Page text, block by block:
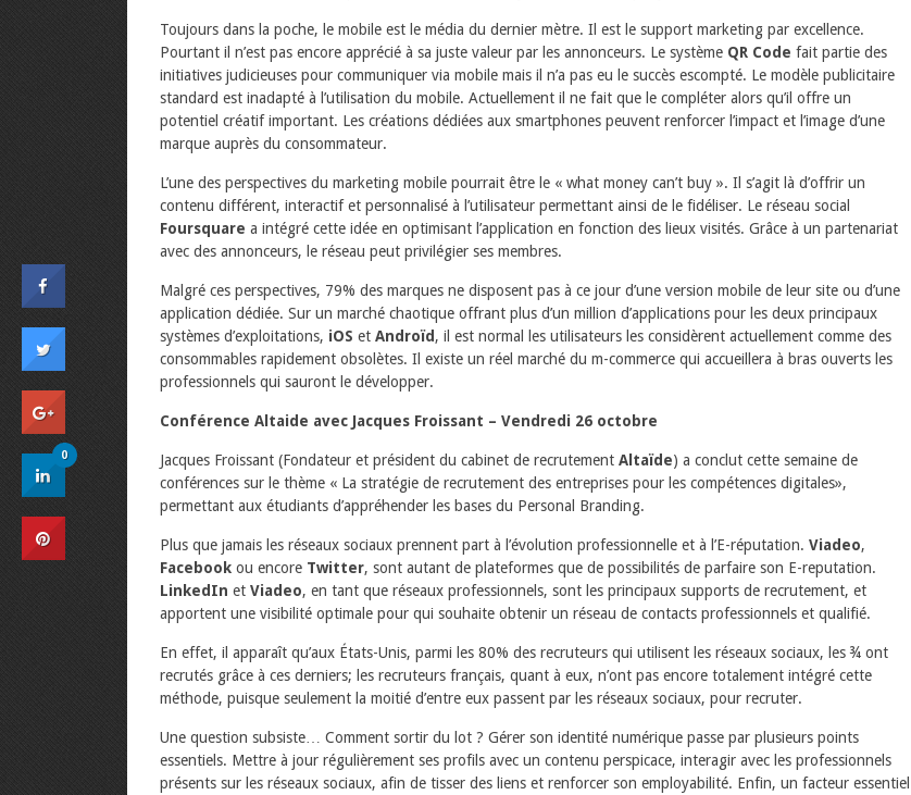
Toujours dans la poche, le mobile est le média du dernier mètre. Il est le support marketing par excellence.
Pourtant il n’est pas encore apprécié à sa juste valeur par les annonceurs. Le système QR Code fait partie des
initiatives judicieuses pour communiquer via mobile mais il n’a pas eu le succès escompté. Le modèle publicitaire
standard est inadapté à l’utilisation du mobile. Actuellement il ne fait que le compléter alors qu’il offre un
potentiel créatif important. Les créations dédiées aux smartphones peuvent renforcer l’impact et l’image d’une
marque auprès du consommateur.
L’une des perspectives du marketing mobile pourrait être le « what money can’t buy ». Il s’agit là d’offrir un
contenu différent, interactif et personnalisé à l’utilisateur permettant ainsi de le fidéliser. Le réseau social
Foursquare a intégré cette idée en optimisant l’application en fonction des lieux visités. Grâce à un partenariat
avec des annonceurs, le réseau peut privilégier ses membres.
Malgré ces perspectives, 79% des marques ne disposent pas à ce jour d’une version mobile de leur site ou d’une
application dédiée. Sur un marché chaotique offrant plus d’un million d’applications pour les deux principaux
systèmes d’exploitations, iOS et Androïd, il est normal les utilisateurs les considèrent actuellement comme des
consommables rapidement obsolètes. Il existe un réel marché du m-commerce qui accueillera à bras ouverts les
professionnels qui sauront le développer.
Conférence Altaide avec Jacques Froissant – Vendredi 26 octobre
Jacques Froissant (Fondateur et président du cabinet de recrutement Altaïde) a conclut cette semaine de
conférences sur le thème « La stratégie de recrutement des entreprises pour les compétences digitales»,
permettant aux étudiants d’appréhender les bases du Personal Branding.
Plus que jamais les réseaux sociaux prennent part à l’évolution professionnelle et à l’E-réputation. Viadeo,
Facebook ou encore Twitter, sont autant de plateformes que de possibilités de parfaire son E-reputation.
LinkedIn et Viadeo, en tant que réseaux professionnels, sont les principaux supports de recrutement, et
apportent une visibilité optimale pour qui souhaite obtenir un réseau de contacts professionnels et qualifié.
En effet, il apparaît qu’aux États-Unis, parmi les 80% des recruteurs qui utilisent les réseaux sociaux, les ¾ ont
recrutés grâce à ces derniers; les recruteurs français, quant à eux, n’ont pas encore totalement intégré cette
méthode, puisque seulement la moitié d’entre eux passent par les réseaux sociaux, pour recruter.
Une question subsiste… Comment sortir du lot ? Gérer son identité numérique passe par plusieurs points
essentiels. Mettre à jour régulièrement ses profils avec un contenu perspicace, interagir avec les professionnels
présents sur les réseaux sociaux, afin de tisser des liens et renforcer son employabilité. Enfin, un facteur essentiel
0